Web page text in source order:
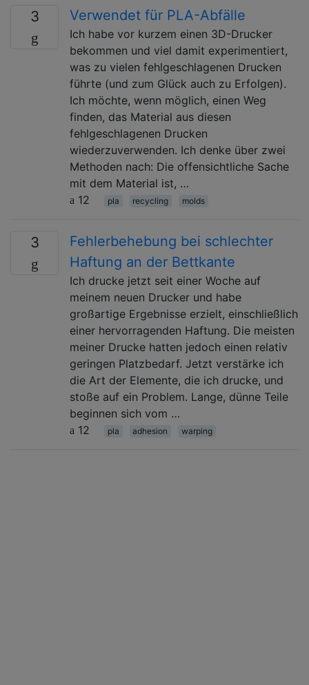
3 Verwendet für PLA-Abfälle
Ich habe vor kurzem einen 3D-Drucker
bekommen und viel damit experimentiert,
was zu vielen fehlgeschlagenen Drucken
führte (und zum Glück auch zu Erfolgen).
Ich möchte, wenn möglich, einen Weg
finden, das Material aus diesen
fehlgeschlagenen Drucken
wiederzuverwenden. Ich denke über zwei
Methoden nach: Die offensichtliche Sache
mit dem Material ist, …
12
pla recycling molds
3
Fehlerbehebung bei schlechter
Haftung an der Bettkante
Ich drucke jetzt seit einer Woche auf
meinem neuen Drucker und habe
großartige Ergebnisse erzielt, einschließlich
einer hervorragenden Haftung. Die meisten
meiner Drucke hatten jedoch einen relativ
geringen Platzbedarf. Jetzt verstärke ich
die Art der Elemente, die ich drucke, und
stoße auf ein Problem. Lange, dünne Teile
beginnen sich vom …
12
pla adhesion warping